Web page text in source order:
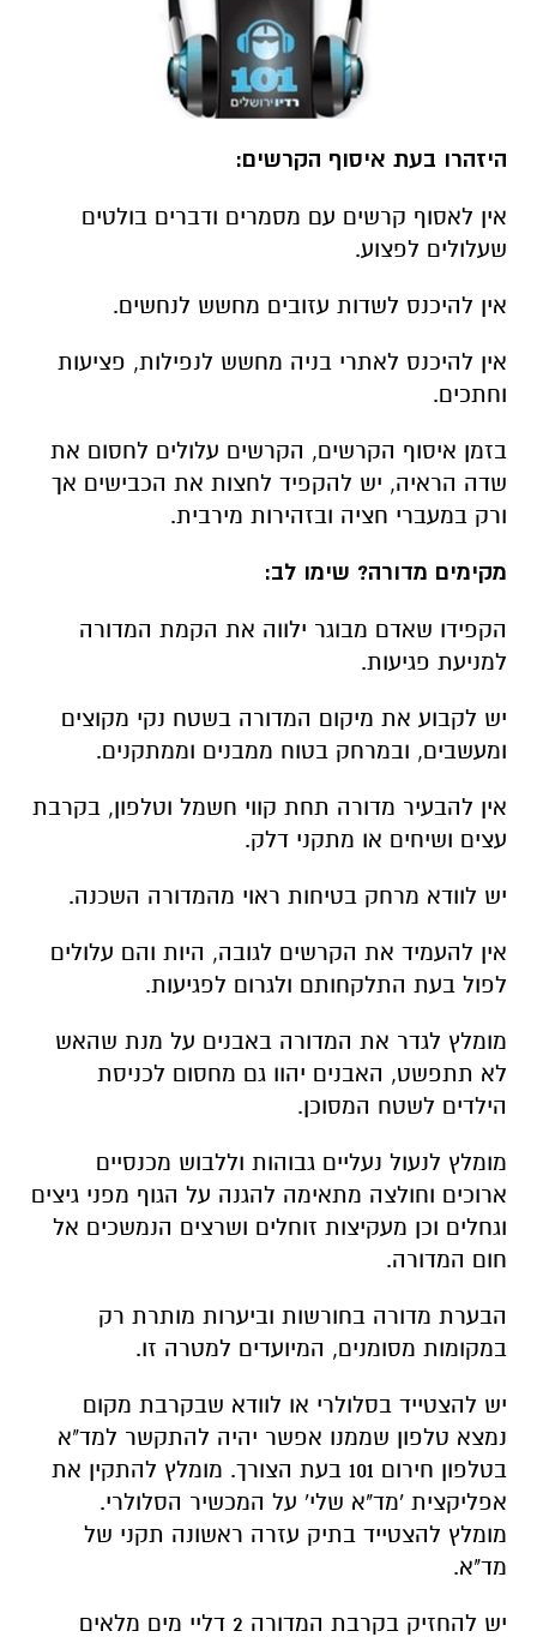
היזהרו בעת איסוף הקרשים:
אין לאסוף קרשים עם מסמרים ודברים בולטים
שעלולים לפצוע.
אין להיכנס לשדות עזובים מחשש לנחשים.
אין להיכנס לאתרי בניה מחשש לנפילות, פציעות
וחתכים.
בזמן איסוף הקרשים, הקרשים עלולים לחסום את
שדה הראיה, יש להקפיד לחצות את הכבישים אך
ורק במעברי חציה ובזהירות מירבית.
מקימים מדורה? שימו לב:
הקפידו שאדם מבוגר ילווה את הקמת המדורה
למניעת פגיעות.
יש לקבוע את מיקום המדורה בשטח נקי מקוצים
ומעשבים, ובמרחק בטוח ממבנים וממתקנים.
אין להבעיר מדורה תחת קווי חשמל וטלפון, בקרבת
עצים ושיחים או מתקני דלק.
יש לוודא מרחק בטיחות ראוי מהמדורה השכנה.
אין להעמיד את הקרשים לגובה, היות והם עלולים
לפול בעת התלקחותם ולגרום לפגיעות.
מומלץ לגדר את המדורה באבנים על מנת שהאש
לא תתפשט, האבנים יהוו גם מחסום לכניסת
הילדים לשטח המסוכן.
מומלץ לנעול נעליים גבוהות וללבוש מכנסיים
ארוכים וחולצה מתאימה להגנה על הגוף מפני גיצים
וגחלים וכן מעקיצות זוחלים ושרצים הנמשכים אל
חום המדורה.
הבערת מדורה בחורשות וביערות מותרת רק
במקומות מסומנים, המיועדים למטרה זו.
יש להצטייד בסלולרי או לוודא שבקרבת מקום
נמצא טלפון שממנו אפשר יהיה להתקשר למד"א
בטלפון חירום 101 בעת הצורך. מומלץ להתקין את
אפליקצית 'מד"א שלי' על המכשיר הסלולרי.
מומלץ להצטייד בתיק עזרה ראשונה תקני של
מד"א.
יש להחזיק בקרבת המדורה 2 דליי מים מלאים